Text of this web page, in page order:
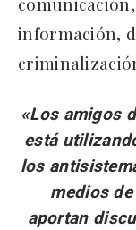
información,
«Los amigos
está
los
medios
aportan